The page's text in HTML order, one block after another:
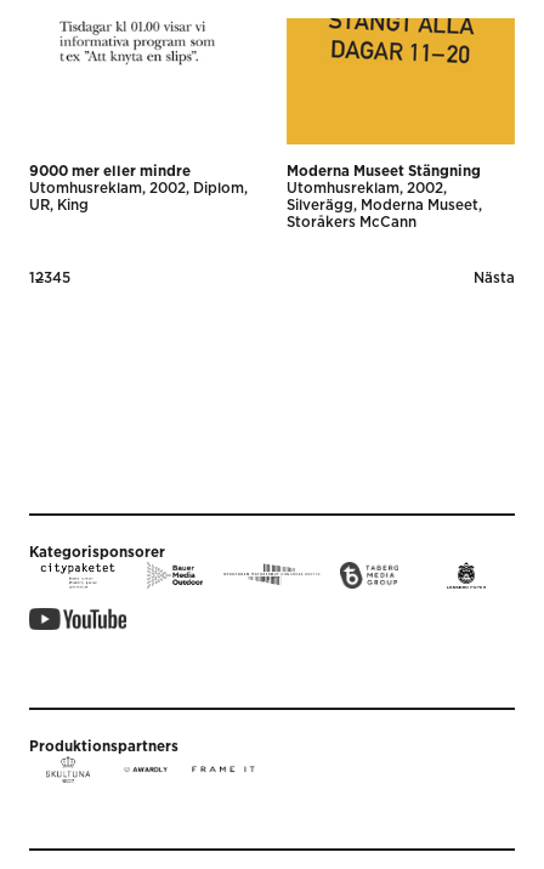
9000 mer eller mindre
Utomhus­reklam 2002
Diplom
UR
King
Moderna Museet Stängning
Utomhus­reklam 2002
Silverägg
Moderna Museet
Storåkers McCann
Posts
1 2345 Nästa
Kategorisponsorer
Produktionspartners